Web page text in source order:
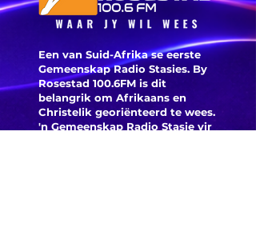
Een van Suid-Afrika se eerste
Gemeenskap Radio Stasies. By
Rosestad 100.6FM is dit
belangrik om Afrikaans en
Christelik georiënteerd te wees.
'n Gemeenskap Radio Stasie vir